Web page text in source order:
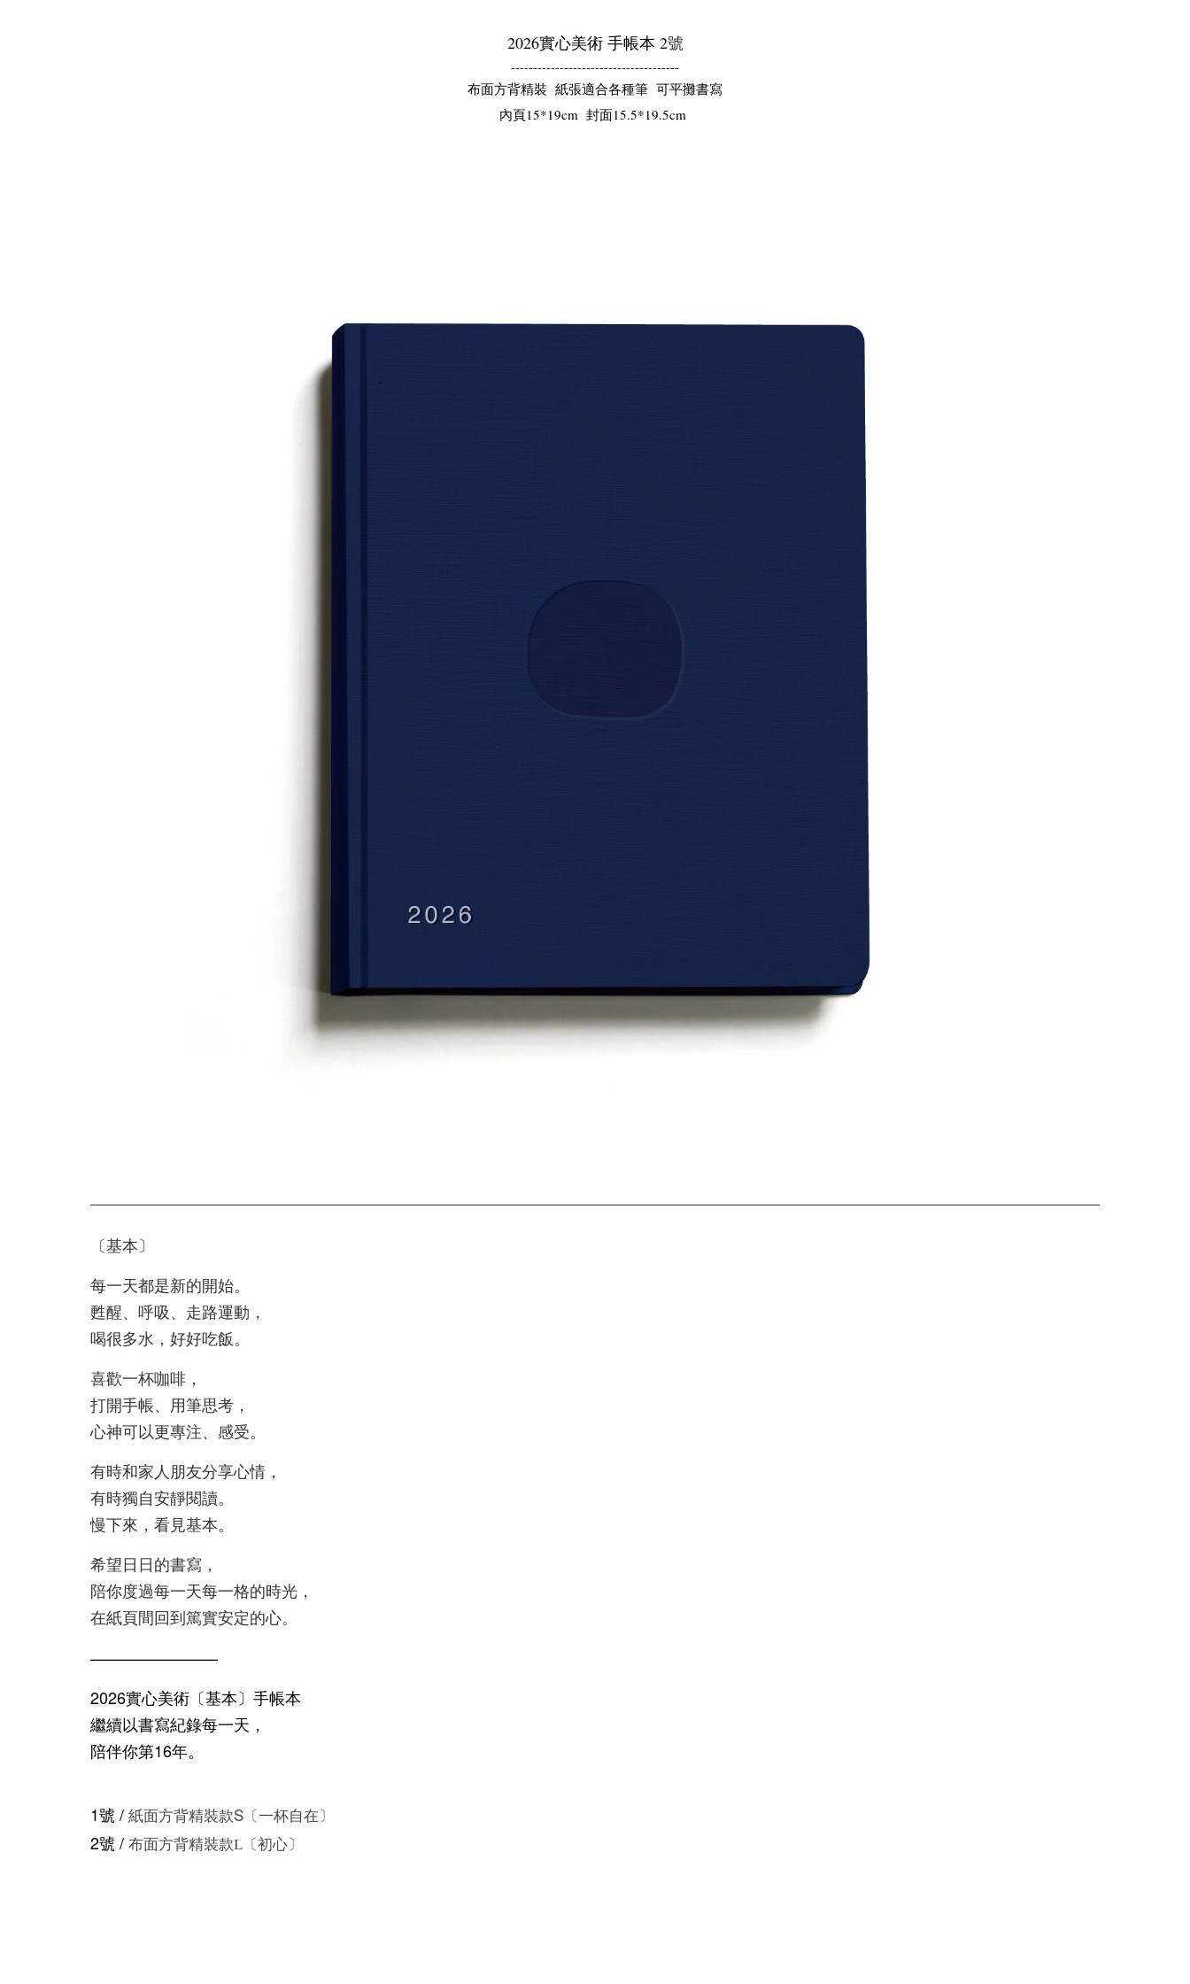
2026實心美術 手帳本 2號
--------------------------------------
布面方背精裝 紙張適合各種筆 可平攤書寫
內頁15*19cm 封面15.5*19.5cm
〔基本〕
每一天都是新的開始。
甦醒、呼吸、走路運動，
喝很多水，好好吃飯。
喜歡一杯咖啡，
打開手帳、用筆思考，
心神可以更專注、感受。
有時和家人朋友分享心情，
有時獨自安靜閱讀。
慢下來，看見基本。
希望日日的書寫，
陪你度過每一天每一格的時光，
在紙頁間回到篤實安定的心。
————————
2026實心美術〔基本〕手帳本
繼續以書寫紀錄每一天 ，
陪伴你第16年。
1號 / 紙面方背精裝款S 〔一杯自在〕
2號 / 布面方背精裝款L〔初心〕